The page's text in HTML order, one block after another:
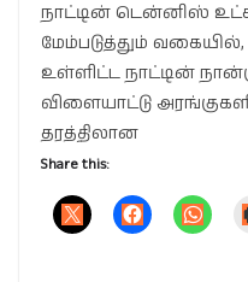
நாட்டின் டென்னிஸ்
மேம்படுத்தும் வகையில்,
உள்ளிட்ட நாட்டின்
விளையாட்டு
தரத்திலான
Share this: